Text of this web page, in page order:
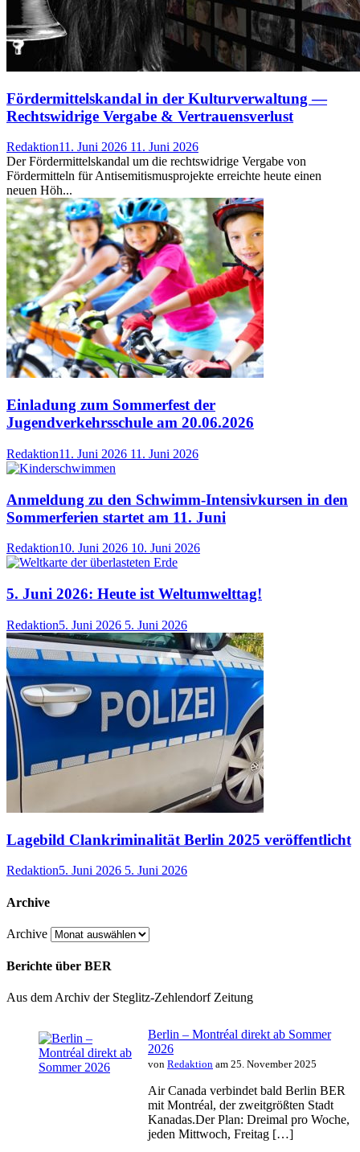
Fördermittelskandal in der Kulturverwaltung —
Rechtswidrige Vergabe & Vertrauensverlust
Redaktion11. Juni 2026 11. Juni 2026
Der Fördermittelskandal um die rechtswidrige Vergabe von
Fördermitteln für Antisemitismusprojekte erreichte heute einen
neuen Höh...
Einladung zum Sommerfest der
Jugendverkehrsschule am 20.06.2026
Redaktion11. Juni 2026 11. Juni 2026
Anmeldung zu den Schwimm-Intensivkursen in den
Sommerferien startet am 11. Juni
Redaktion10. Juni 2026 10. Juni 2026
5. Juni 2026: Heute ist Weltumwelttag!
Redaktion5. Juni 2026 5. Juni 2026
Lagebild Clankriminalität Berlin 2025 veröffentlicht
Redaktion5. Juni 2026 5. Juni 2026
Archive
Archive
Berichte über BER
Aus dem Archiv der Steglitz-Zehlendorf Zeitung
Berlin – Montréal direkt ab Sommer
2026
von Redaktion am 25. November 2025
Air Canada verbindet bald Berlin BER
mit Montréal, der zweitgrößten Stadt
Kanadas.Der Plan: Dreimal pro Woche,
jeden Mittwoch, Freitag […]